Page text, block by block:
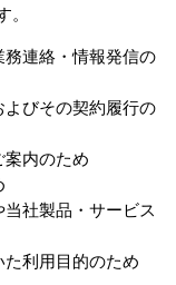
。
連絡・情報発信の
びその契約履行の
案内のため
社製品・サービス
利用目的のため